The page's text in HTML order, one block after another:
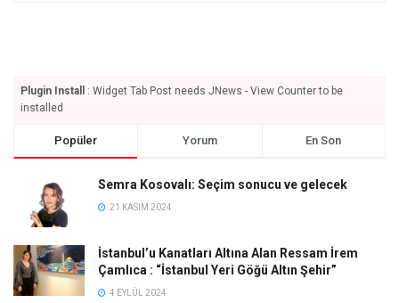
Plugin Install
: Widget Tab Post needs JNews - View Counter to be
installed
Popüler Yorum En Son
Semra Kosovalı: Seçim sonucu ve gelecek
21 KASIM 2024
İstanbul’u Kanatları Altına Alan Ressam İrem
Çamlıca : “İstanbul Yeri Göğü Altın Şehir”
4 EYLÜL 2024